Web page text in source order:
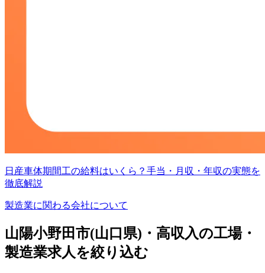
日産車体期間工の給料はいくら？手当・月収・年収の実態を
徹底解説
製造業に関わる会社について
山陽小野田市(山口県)・高収入の工場・
製造業求人を絞り込む